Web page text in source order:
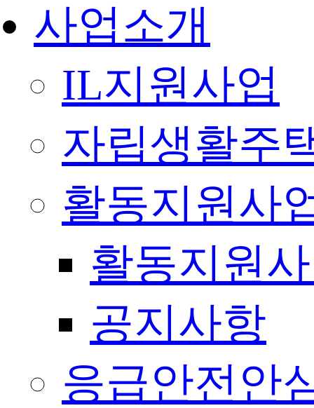
사업소개
IL지원사업
자립생활주
활동지원사
활동지원
공지사항
응급안전안